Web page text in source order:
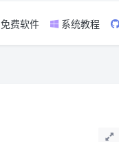
免费软件 系统教程